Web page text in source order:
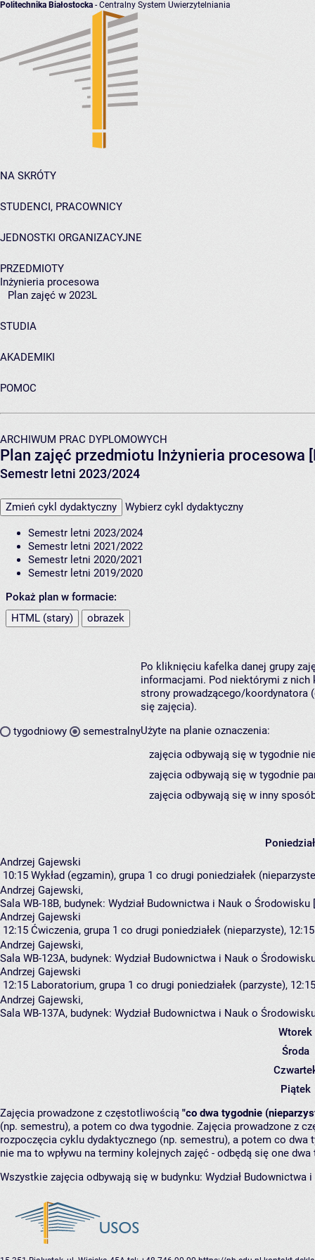
Politechnika Białostocka - Centralny System Uwierzytelniania
NA SKRÓTY
STUDENCI, PRACOWNICY
JEDNOSTKI ORGANIZACYJNE
PRZEDMIOTY
Inżynieria procesowa
Plan zajęć w 2023L
STUDIA
AKADEMIKI
POMOC
ARCHIWUM PRAC DYPLOMOWYCH
Plan zajęć przedmiotu Inżynieria procesowa
Semestr letni 2023/2024
Zmień cykl dydaktyczny Wybierz cykl dydaktyczny
Semestr letni 2023/2024
Semestr letni 2021/2022
Semestr letni 2020/2021
Semestr letni 2019/2020
Pokaż plan w formacie:
HTML (stary)
obrazek
tygodniowy semestralny
Po kliknięciu kafelka danej grupy
informacjami. Pod niektórymi z nich
strony prowadzącego/koordynatora
się zajęcia).
Użyte na planie oznaczenia:
zajęcia odbywają się w tygodnie
zajęcia odbywają się w tygodnie
zajęcia odbywają się w inny
Andrzej Gajewski
10:15 Wykład (egzamin), grupa 1 co drugi poniedziałek
Andrzej Gajewski,
Sala WB-18B, budynek: Wydział Budownictwa i Nauk o Środowisku
Andrzej Gajewski
12:15 Ćwiczenia, grupa 1 co drugi poniedziałek (nieparzyste),
Andrzej Gajewski,
Sala WB-123A, budynek: Wydział Budownictwa i Nauk o
Andrzej Gajewski
12:15 Laboratorium, grupa 1 co drugi poniedziałek (parzyste),
Andrzej Gajewski,
Sala WB-137A, budynek: Wydział Budownictwa i Nauk o
Wtorek
Środa
Piątek
Zajęcia prowadzone z częstotliwością "co dwa tygodnie
(np. semestru), a potem co dwa tygodnie. Zajęcia prowadzone z
rozpoczęcia cyklu dydaktycznego (np. semestru), a potem co
nie ma to wpływu na terminy kolejnych zajęć - odbędą się one
Wszystkie zajęcia odbywają się w budynku: Wydział Budownictwa